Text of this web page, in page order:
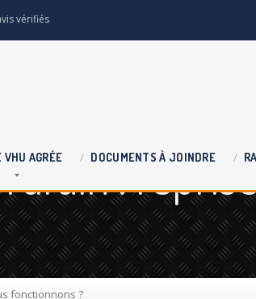
vérifiés
VHU AGRÉE DOCUMENTS À JOINDRE
:
fonctionnons ?